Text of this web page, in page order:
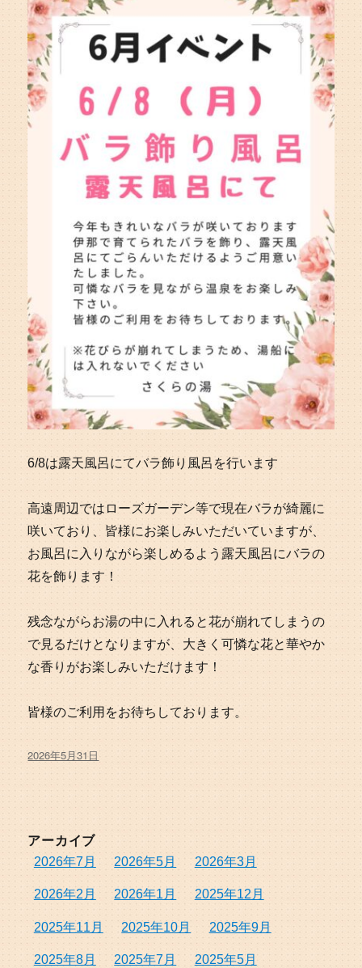
6/8は露天風呂にてバラ飾り風呂を行います
高遠周辺ではローズガーデン等で現在バラが綺麗に
咲いており、皆様にお楽しみいただいていますが、
お風呂に入りながら楽しめるよう露天風呂にバラの
花を飾ります！
残念ながらお湯の中に入れると花が崩れてしまうの
で見るだけとなりますが、大きく可憐な花と華やか
な香りがお楽しみいただけます！
皆様のご利用をお待ちしております。
投
日:
2026年5月31日
アーカイブ
2026年7月 2026年5月 2026年3月
2026年2月 2026年1月 2025年12月
2025年11月 2025年10月 2025年9月
2025年8月 2025年7月 2025年5月